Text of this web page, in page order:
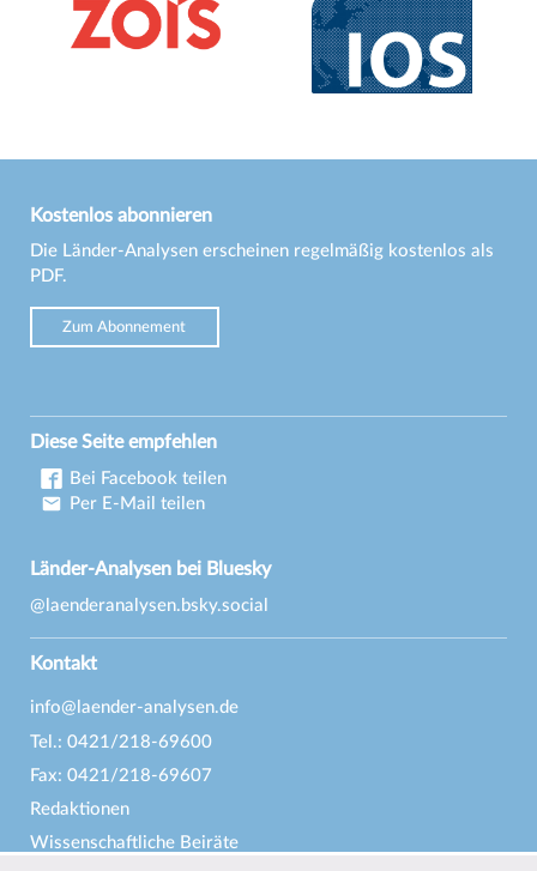
Kostenlos abonnieren
Die Länder-Analysen erscheinen regelmäßig kostenlos als
PDF.
Zum Abonnement
Diese Seite empfehlen
Bei Facebook teilen
Per E-Mail teilen
Länder-Analysen bei Bluesky
@laenderanalysen.bsky.social
Kontakt
info@laender-analysen.de
Tel.: 0421/218-69600
Fax: 0421/218-69607
Redaktionen
Wissenschaftliche Beiräte